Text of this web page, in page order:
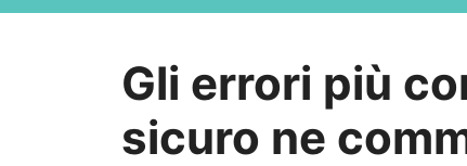
Gli errori più
sicuro ne